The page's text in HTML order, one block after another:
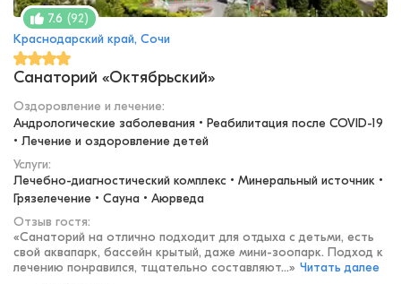
7.6 (92)
Краснодарский край, Сочи
Санаторий «Октябрьский»
Оздоровление и лечение:
Андрологические заболевания • Реабилитация после COVID-19
• Лечение и оздоровление детей
Услуги:
Лечебно-диагностический комплекс • Минеральный источник •
Грязелечение • Сауна • Аюрведа
Отзыв гостя:
«Санаторий на отлично подходит для отдыха с детьми, есть
свой аквапарк, бассейн крытый, даже мини-зоопарк. Подход к
лечению понравился, тщательно составляют...» Читать далее